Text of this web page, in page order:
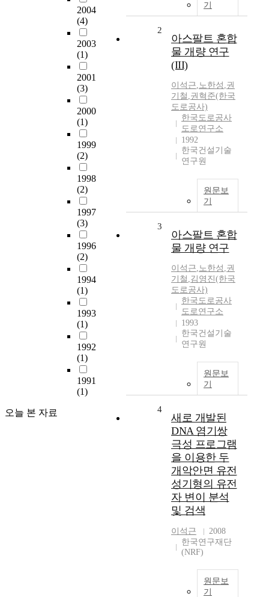
2004
(4)
2003
(1)
2001
(3)
2000
(1)
1999
(2)
1998
(2)
1997
(3)
1996
(2)
1994
(1)
1993
(1)
1992
(1)
1991
(1)
오늘 본 자료
기
2
아스팔트 혼합
물 개량 연구
(III)
이석근,노한성 ,권
기철 ,권혁준(한국
도로공사)
한국도로공사
도로연구소
1992
한국건설기술
연구원
원문보
기
3
아스팔트 혼합
물 개량 연구
이석근,노한성 ,권
기철 ,김영진(한국
도로공사)
한국도로공사
도로연구소
1993
한국건설기술
연구원
원문보
기
4
새로 개발된
DNA 염기쌍
극성 프로그램
을 이용한 두
개악안면 유전
성기형의 유전
자 변이 분석
및 검색
이석근
2008
한국연구재단
(NRF)
원문보
기